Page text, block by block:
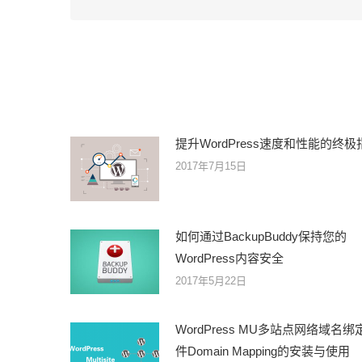
提升WordPress速度和性能的终极
2017年7月15日
如何通过BackupBuddy保持您的
WordPress内容安全
2017年5月22日
WordPress MU多站点网络域名绑
件Domain Mapping的安装与使用